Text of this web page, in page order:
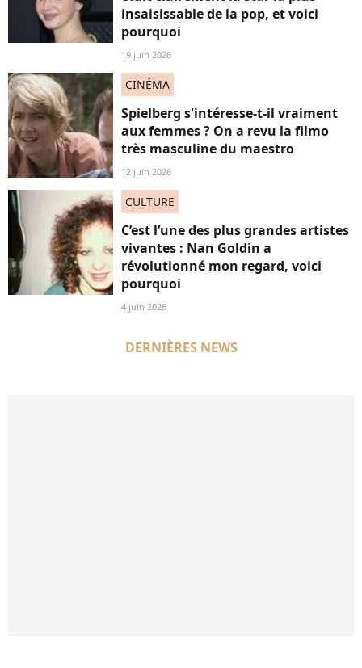
insaisissable de la pop, et voici
pourquoi
19 juin 2026
CINÉMA
Spielberg s'intéresse-t-il vraiment
aux femmes ? On a revu la filmo
très masculine du maestro
12 juin 2026
CULTURE
C’est l’une des plus grandes artistes
vivantes : Nan Goldin a
révolutionné mon regard, voici
pourquoi
4 juin 2026
DERNIÈRES NEWS